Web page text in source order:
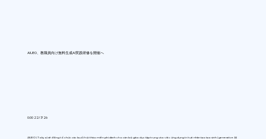
AIUEO、教職員向け無料生成AI実践研修を開催へ
0:00 22/7/26
AIUEO (Tokyo) sẽ đồng tổ chức các buổi hội thảo miễn phí dành cho cán bộ giáo dục tập trung vào việc ứng dụng trí tuệ nhân tạo tạo sinh (generative AI)